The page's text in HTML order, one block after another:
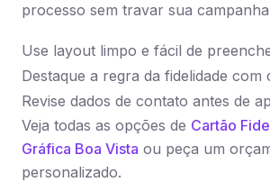
processo sem travar sua
Use layout limpo e fácil de
Destaque a regra da fidelidade com
Revise dados de contato antes de
Veja todas as opções de Cartão
Gráfica Boa Vista ou peça um
personalizado.